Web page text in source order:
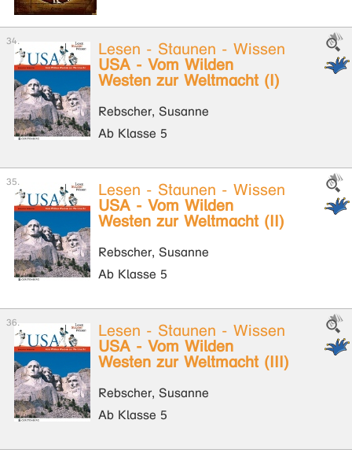
Lesen - Staunen - Wissen
USA - Vom Wilden
Westen zur Weltmacht (I)
Rebscher, Susanne
Ab Klasse 5
Lesen - Staunen - Wissen
USA - Vom Wilden
Westen zur Weltmacht (II)
Rebscher, Susanne
Ab Klasse 5
Lesen - Staunen - Wissen
USA - Vom Wilden
Westen zur Weltmacht (III)
Rebscher, Susanne
Ab Klasse 5